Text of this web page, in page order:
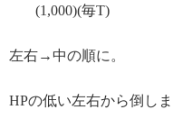
(1,000)(毎T)
左右→中の順に。
HPの低い左右から倒しま